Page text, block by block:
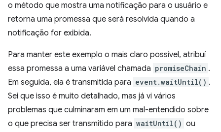
o método que mostra uma notificação para o usuário e
retorna uma promessa que será resolvida quando a
notificação for exibida.
Para manter este exemplo o mais claro possível, atribuí
essa promessa a uma variável chamada promiseChain .
Em seguida, ela é transmitida para event.waitUntil() .
Sei que isso é muito detalhado, mas já vi vários
problemas que culminaram em um mal-entendido sobre
o que precisa ser transmitido para waitUntil() ou